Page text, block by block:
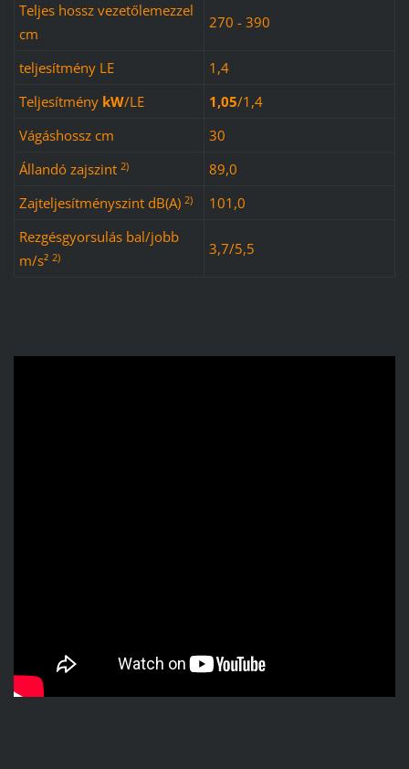
Teljes hossz vezetőlemezzel
cm
270 - 390
teljesítmény LE
1,4
Teljesítmény kW/LE 1,05/1,4
Vágáshossz cm
30
Állandó zajszint 2)
89,0
Zajteljesítményszint dB(A) 2)
101,0
Rezgésgyorsulás bal/jobb
m/s² 2) 3,7/5,5